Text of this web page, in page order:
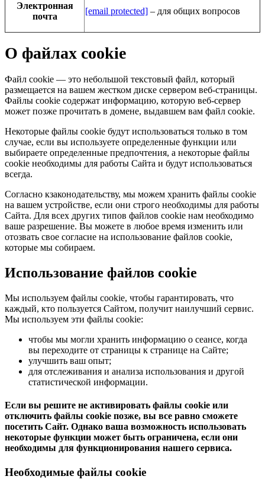
Электронная
почта
[email protected] – для общих вопросов
О файлах cookie
Файл cookie — это небольшой текстовый файл, который
размещается на вашем жестком диске сервером веб-страницы.
Файлы cookie содержат информацию, которую веб-сервер
может позже прочитать в домене, выдавшем вам файл cookie.
Некоторые файлы cookie будут использоваться только в том
случае, если вы используете определенные функции или
выбираете определенные предпочтения, а некоторые файлы
cookie необходимы для работы Сайта и будут использоваться
всегда.
Согласно кзаконодательству, мы можем хранить файлы cookie
на вашем устройстве, если они строго необходимы для работы
Сайта. Для всех других типов файлов cookie нам необходимо
ваше разрешение. Вы можете в любое время изменить или
отозвать свое согласие на использование файлов cookie,
которые мы собираем.
Использование файлов cookie
Мы используем файлы cookie, чтобы гарантировать, что
каждый, кто пользуется Сайтом, получит наилучший сервис.
Мы используем эти файлы cookie:
чтобы мы могли хранить информацию о сеансе, когда
вы переходите от страницы к странице на Сайте;
улучшить ваш опыт;
для отслеживания и анализа использования и другой
статистической информации.
Если вы решите не активировать файлы cookie или
отключить файлы cookie позже, вы все равно сможете
посетить Сайт. Однако ваша возможность использовать
некоторые функции может быть ограничена, если они
необходимы для функционирования нашего сервиса.
Необходимые файлы cookie